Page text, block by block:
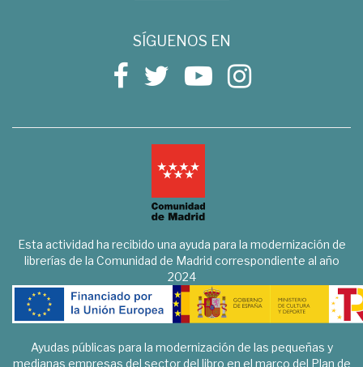
SÍGUENOS EN
Esta actividad ha recibido una ayuda para la modernización de
librerías de la Comunidad de Madrid correspondiente al año
2024
Ayudas públicas para la modernización de las pequeñas y
medianas empresas del sector del libro en el marco del Plan de